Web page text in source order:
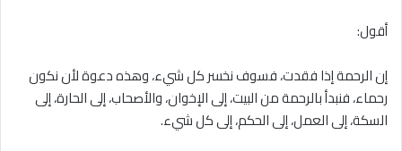
أقول:
إن الرحمة إذا فقدت، فسوف نخسر كل شيء، وهذه دعوة لأن نكون
رحماء، فنبدأ بالرحمة من البيت، إلى الإخوان، والأصحاب، إلى الحارة، إلى
السكة، إلى العمل، إلى الحكم، إلى كل شيء.